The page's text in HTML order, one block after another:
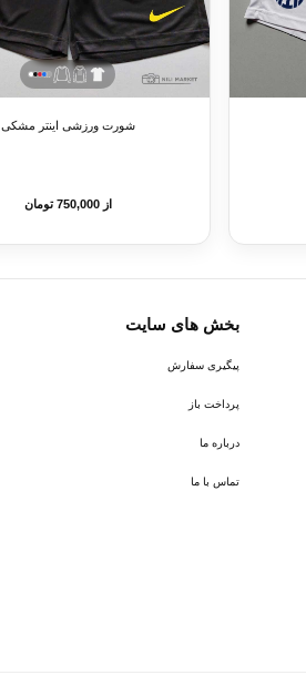
شورت ورزشی اینتر مشکی
از 750,000 تومان
بخش های سایت
پیگیری سفارش
پرداخت باز
درباره ما
تماس با ما